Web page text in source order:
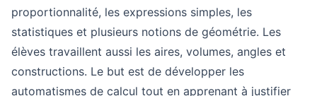
proportionnalité, les expressions simples, les
statistiques et plusieurs notions de géométrie. Les
élèves travaillent aussi les aires, volumes, angles et
constructions. Le but est de développer les
automatismes de calcul tout en apprenant à justifier